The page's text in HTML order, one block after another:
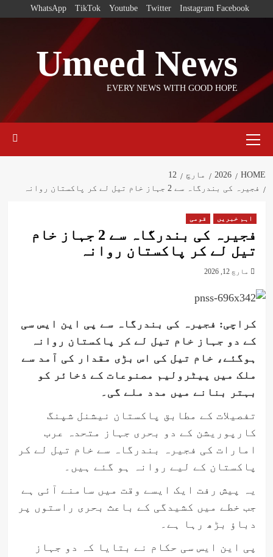
Facebook
Instagram
Twitter
Youtube
TikTok
WhatsApp
Umeed News
EVERY NEWS WITH GOOD HOPE
Menu
HOME
2026 مارچ
12
فجیرہ کی بندرگاہ سے 2 جہاز خام تیل لے کر پاکستان روانہ
اہم خبریں قومی
فجیرہ کی بندرگاہ سے 2 جہاز خام
تیل لے کر پاکستان روانہ
مارچ 12, 2026
کراچی: فجیرہ کی بندرگاہ سے پی این ایس سی
کے دو جہاز خام تیل لے کر پاکستان روانہ
ہوگئے، خام تیل کی اس بڑی مقدار کی آمد سے
ملک میں پیٹرولیم مصنوعات کے ذخائر کو
بہتر بنانے میں مدد ملے گی۔
تفصیلات کے مطابق پاکستان نیشنل شپنگ
کارپوریشن کے دو بحری جہاز متحدہ عرب
امارات کی فجیرہ بندرگاہ سے خام تیل لے کر
پاکستان کے لیے روانہ ہو گئے ہیں۔
یہ پیش رفت ایک ایسے وقت میں سامنے آئی ہے
جب خطے میں کشیدگی کے باعث بحری راستوں پر
دباؤ بڑھ رہا ہے۔
پی این ایس سی حکام نے بتایا کہ دو جہاز